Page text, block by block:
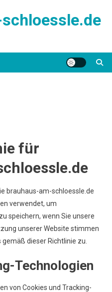
für
brauhaus-am-schloessle.de
verwendet, um
speichern, wenn Sie unsere
unserer Website stimmen
dieser Richtlinie zu.
Technologien
von Cookies und Tracking-